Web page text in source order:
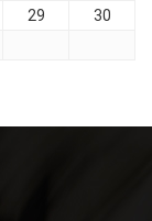
29
30